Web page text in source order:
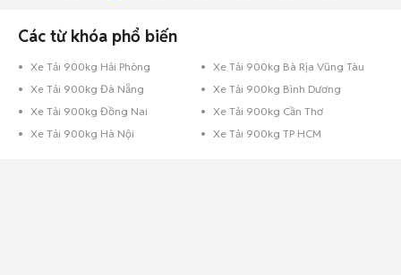
Các từ khóa phổ biến
Xe Tải 900kg Hải Phòng
Xe Tải 900kg Bà Rịa Vũng Tàu
Xe Tải 900kg Đà Nẵng
Xe Tải 900kg Bình Dương
Xe Tải 900kg Đồng Nai
Xe Tải 900kg Cần Thơ
Xe Tải 900kg Hà Nội
Xe Tải 900kg TP HCM